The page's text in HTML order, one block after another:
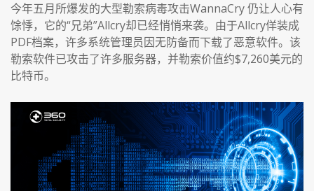
今年五月所爆发的大型勒索病毒攻击WannaCry 仍让人心有
馀悸，它的“兄弟”Allcry却已经悄悄来袭。由于Allcry佯装成
PDF档案，许多系统管理员因无防备而下载了恶意软件。该
勒索软件已攻击了许多服务器，并勒索价值约$7,260美元的
比特币。